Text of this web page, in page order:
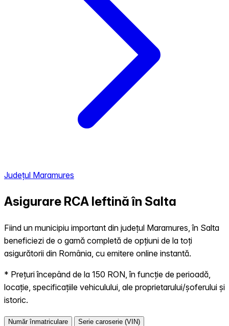
Județul Maramures
Asigurare RCA Ieftină în Salta
Fiind un municipiu important din județul Maramures, în Salta
beneficiezi de o gamă completă de opțiuni de la toți
asigurătorii din România, cu emitere online instantă.
* Prețuri începând de la 150 RON, în funcție de perioadă,
locație, specificațiile vehiculului, ale proprietarului/șoferului și
istoric.
Număr înmatriculare Serie caroserie (VIN)